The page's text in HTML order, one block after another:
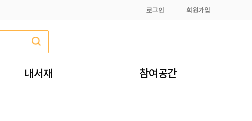
로그인 회원가입
내서재 참여공간